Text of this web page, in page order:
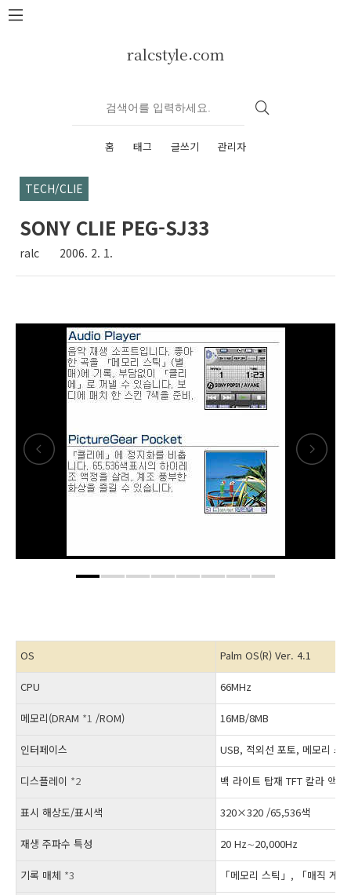
본문 바로가기
ralcstyle.com
홈 태그 글쓰기 관리자
TECH/CLIE
SONY CLIE PEG-SJ33
ralc 2006. 2. 1.
OS Palm OS(R) Ver. 4.1
CPU 66MHz
메모리(DRAM *1 /ROM) 16MB/8MB
인터페이스 USB, 적외선 포토, 메모리 스
디스플레이 *2 백 라이트 탑재 TFT 칼라 액정
표시 해상도/표시색 320×320 /65,536색
재생 주파수 특성 20 Hz∼20,000Hz
기록 매체 *3 「메모리 스틱」, 「매직 게